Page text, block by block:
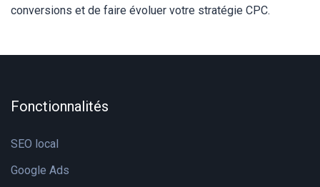
conversions et de faire évoluer votre stratégie CPC.
Fonctionnalités
SEO local
Google Ads